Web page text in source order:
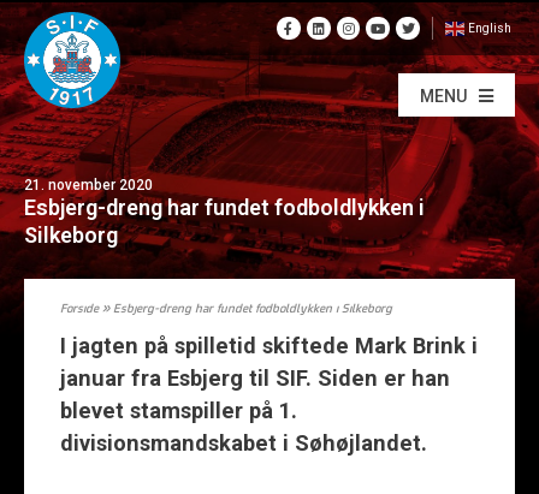
English
MENU
21. november 2020
Esbjerg-dreng har fundet fodboldlykken i
Silkeborg
Forside»Esbjerg-dreng har fundet fodboldlykken i Silkeborg
I jagten på spilletid skiftede Mark Brink i
januar fra Esbjerg til SIF. Siden er han
blevet stamspiller på 1.
divisionsmandskabet i Søhøjlandet.